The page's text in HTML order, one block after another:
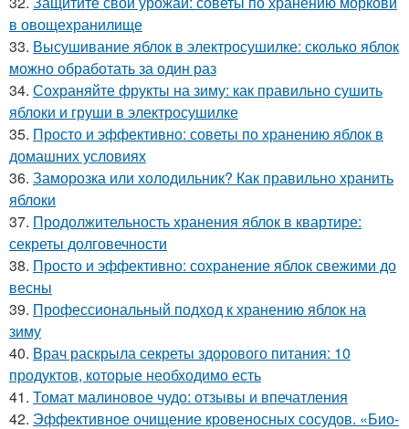
в овощехранилище
33. Высушивание яблок в электросушилке: сколько яблок
можно обработать за один раз
34. Сохраняйте фрукты на зиму: как правильно сушить
яблоки и груши в электросушилке
35. Просто и эффективно: советы по хранению яблок в
домашних условиях
36. Заморозка или холодильник? Как правильно хранить
яблоки
37. Продолжительность хранения яблок в квартире:
секреты долговечности
38. Просто и эффективно: сохранение яблок свежими до
весны
39. Профессиональный подход к хранению яблок на
зиму
40. Врач раскрыла секреты здорового питания: 10
продуктов, которые необходимо есть
41. Томат малиновое чудо: отзывы и впечатления
42. Эффективное очищение кровеносных сосудов. «Био-